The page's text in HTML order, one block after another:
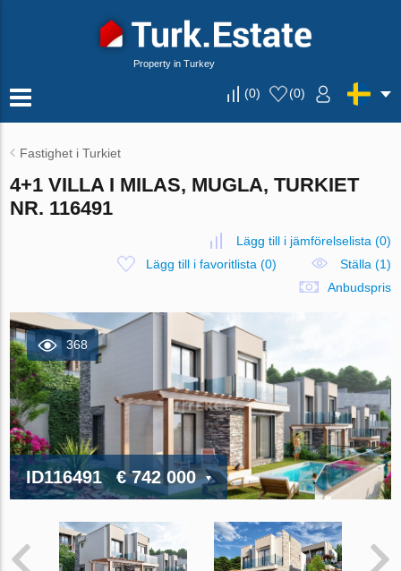
Property in Turkey
(0) (0)
Fastighet i Turkiet
4+1 VILLA I MILAS, MUGLA, TURKIET
NR. 116491
Lägg till i jämförelselista (0)
Lägg till i favoritlista (0)
Ställa (1)
Anbudspris
368
ID116491 € 742 000